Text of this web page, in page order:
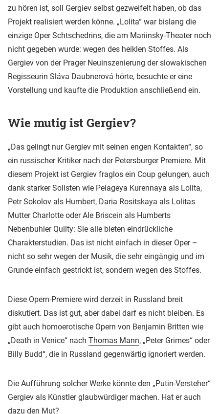
zu hören ist, soll Gergiev selbst gezweifelt haben, ob das
Projekt realisiert werden könne. „Lolita“ war bislang die
einzige Oper Schtschedrins, die am Mariinsky-Theater noch
nicht gegeben wurde: wegen des heiklen Stoffes. Als
Gergiev von der Prager Neuinszenierung der slowakischen
Regisseurin Sláva Daubnerová hörte, besuchte er eine
Vorstellung und kaufte die Produktion anschließend ein.
Wie mutig ist Gergiev?
„Das gelingt nur Gergiev mit seinen engen Kontakten“, so
ein russischer Kritiker nach der Petersburger Premiere. Mit
diesem Projekt ist Gergiev fraglos ein Coup gelungen, auch
dank starker Solisten wie Pelageya Kurennaya als Lolita,
Petr Sokolov als Humbert, Daria Rositskaya als Lolitas
Mutter Charlotte oder Ale Briscein als Humberts
Nebenbuhler Quilty: Sie alle bieten eindrückliche
Charakterstudien. Das ist nicht einfach in dieser Oper –
nicht so sehr wegen der Musik, die sehr eingängig und im
Grunde einfach gestrickt ist, sondern wegen des Stoffes.
Diese Opern-Premiere wird derzeit in Russland breit
diskutiert. Das ist gut, aber dabei darf es nicht bleiben. Es
gibt auch homoerotische Opern von Benjamin Britten wie
„Death in Venice“ nach Thomas Mann, „Peter Grimes“ oder
Billy Budd“, die in Russland gegenwärtig ignoriert werden.
Die Aufführung solcher Werke könnte den „Putin-Versteher“
Gergiev als Künstler glaubwürdiger machen. Hat er auch
dazu den Mut?